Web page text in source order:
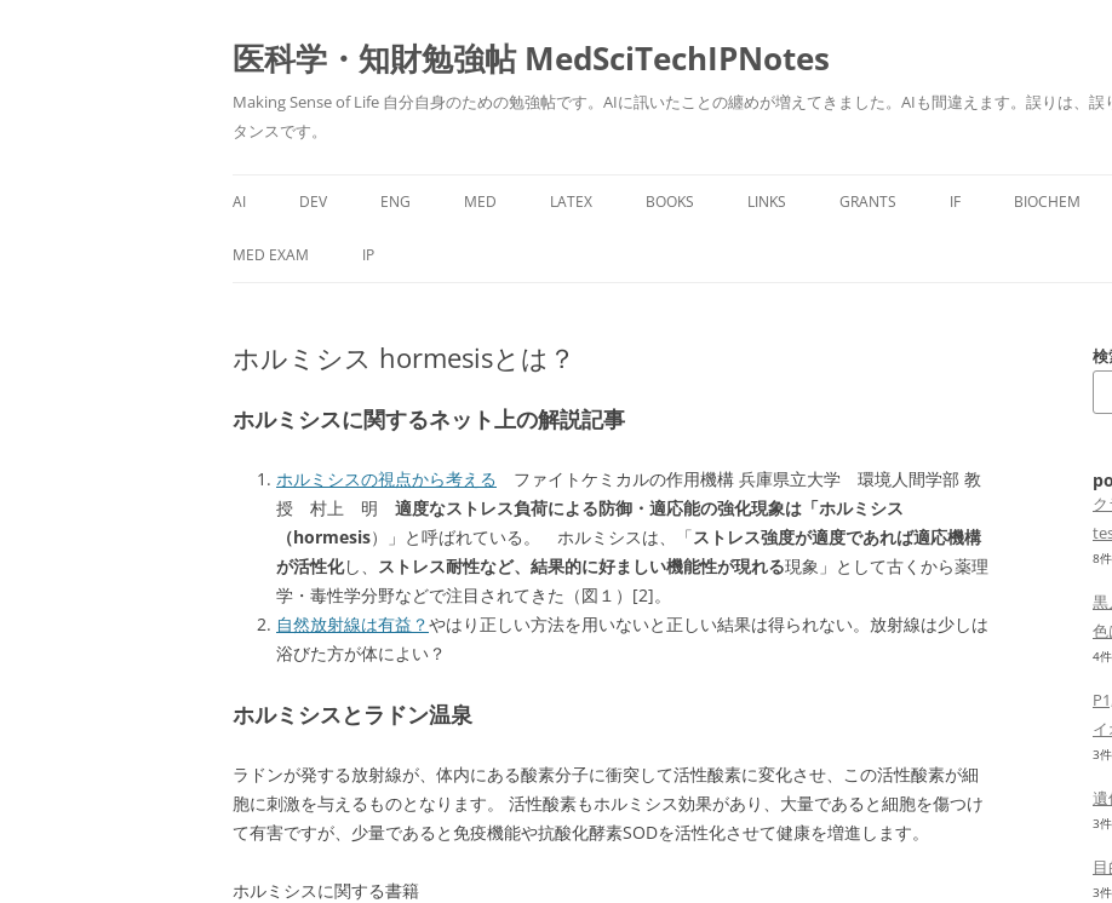
医科学・知財勉強帖 MedSciTechIPNotes
Making Sense of Life 自分自身のための勉強帖です。AIに訊いたことの纏めが増えてきました。AIも間違えます。誤りは、
タンスです。
AI DEV ENG MED LATEX BOOKS LINKS GRANTS IF BIOCHEM
MED EXAM IP
ホルミシス hormesisとは？
ホルミシスに関するネット上の解説記事
ホルミシスの視点から考える
ファイトケミカルの作用機構 兵庫県立大学 環境人間学部 教
授 村上 明 適度なストレス負荷による防御・適応能の強化現象は「ホルミシス
（hormesis）」と呼ばれている。 ホルミシスは、「ストレス強度が適度であれば適応機構
が活性化し、 ストレス耐性など、結果的に好ましい機能性が現れる現象」として古くから薬理
学・毒性学分野などで注目されてきた（図１）[2]。
自然放射線は有益？やはり正しい方法を用いないと正しい結果は得られない。放射線は少しは
浴びた方が体によい？
ホルミシスとラドン温泉
ラドンが発する放射線が、体内にある酸素分子に衝突して活性酸素に変化させ、この活性酸素が細
胞に刺激を与えるものとなります。 活性酸素もホルミシス効果があり、大量であると細胞を傷つけ
て有害ですが、少量であると免疫機能や抗酸化酵素SODを活性化させて健康を増進します。
ホルミシスに関する書籍
検
8
黒
色
4
3
遺
3
3